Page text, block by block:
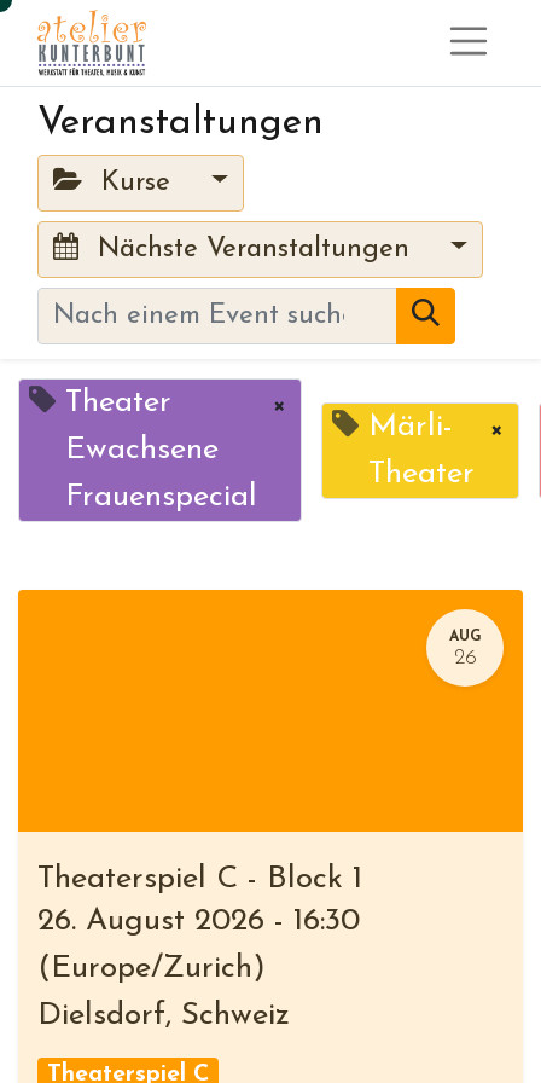
Veranstaltungen
Kurse
Nächste Veranstaltungen
Theater
Ewachsene
Frauenspecial
×
Märli-
Theater
×
AUG
26
Theaterspiel C - Block 1
26. August 2026 - 16:30
( Europe/Zurich )
Dielsdorf, Schweiz
Theaterspiel C